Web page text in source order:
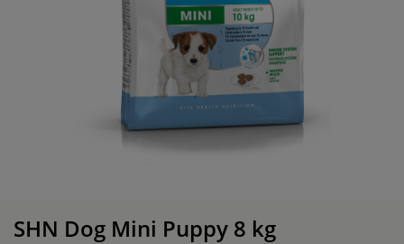
SHN Dog Mini Puppy 8 kg